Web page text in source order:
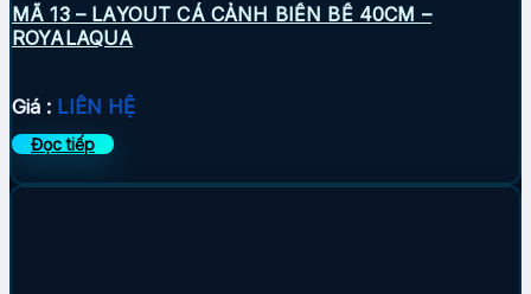
MÃ 13 – LAYOUT CÁ CẢNH BIỂN BỂ 40CM –
ROYALAQUA
Giá : LIÊN HỆ
Đọc tiếp